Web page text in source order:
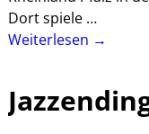
Dort spiele …
Weiterlesen →